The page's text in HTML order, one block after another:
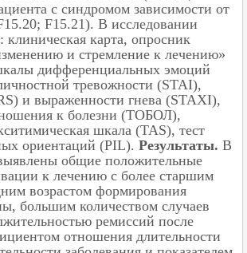
с синдромом зависимости от
F15.21). В исследовании
клиническая карта, опросник
и стремление к лечению»
дифференциальных эмоций
тревожности (STAI),
и выраженности гнева (STAXI),
к болезни (ТОБОЛ),
шкала (TAS), тест
ориентаций (PIL). Результаты. В
общие положительные
к лечению с более старшим
возрастом формирования
большим количеством случаев
ремиссий после
отношения длительности